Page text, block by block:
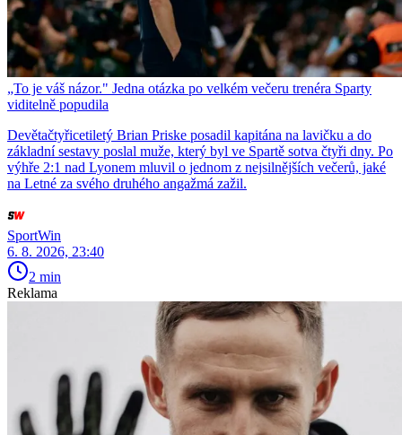
„To je váš názor." Jedna otázka po velkém večeru trenéra Sparty
viditelně popudila
Devětačtyřicetiletý Brian Priske posadil kapitána na lavičku a do
základní sestavy poslal muže, který byl ve Spartě sotva čtyři dny. Po
výhře 2:1 nad Lyonem mluvil o jednom z nejsilnějších večerů, jaké
na Letné za svého druhého angažmá zažil.
SportWin
6. 8. 2026, 23:40
2 min
Reklama